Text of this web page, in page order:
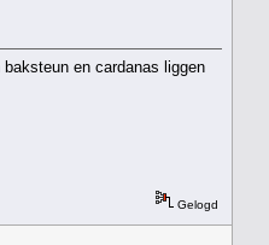
en cardanas liggen
Gelogd